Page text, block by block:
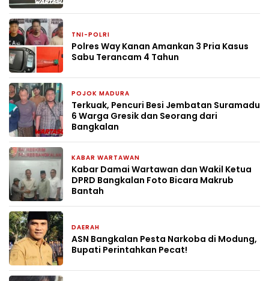
TNI-POLRI
Polres Way Kanan Amankan 3 Pria Kasus
Sabu Terancam 4 Tahun
POJOK MADURA
Terkuak, Pencuri Besi Jembatan Suramadu
6 Warga Gresik dan Seorang dari
Bangkalan
KABAR WARTAWAN
Kabar Damai Wartawan dan Wakil Ketua
DPRD Bangkalan Foto Bicara Makrub
Bantah
DAERAH
ASN Bangkalan Pesta Narkoba di Modung,
Bupati Perintahkan Pecat!